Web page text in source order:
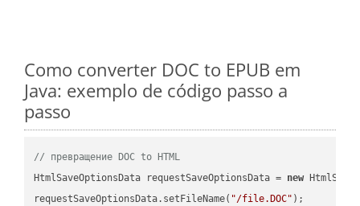
Como converter DOC to EPUB em
Java: exemplo de código passo a
passo
// превращение DOC to HTML
HtmlSaveOptionsData requestSaveOptionsData = new
requestSaveOptionsData.setFileName( "/file.DOC" );